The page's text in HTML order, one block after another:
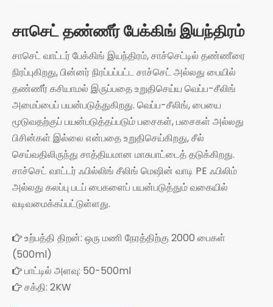
சாசெட் தண்ணீர் பேக்கிங் இயந்திரம்
சாசெட் வாட்டர் பேக்கிங் இயந்திரம், சாச்செட்டில் தண்ணீரை
நிரப்புகிறது, பின்னர் நிரப்பப்பட்ட சாச்செட் அல்லது பையில்
தண்ணீர் கசியாமல் இருப்பதை உறுதிசெய்ய வெப்ப-சீலிங்
அமைப்பைப் பயன்படுத்துகிறது. வெப்ப-சீலிங், பையை
மூடுவதற்குப் பயன்படுத்தப்படும் பசைகள், பசைகள் அல்லது
பிசின்கள் இல்லை என்பதை உறுதிசெய்கிறது, சீல்
செய்வதிலிருந்து சாத்தியமான மாசுபாட்டைத் தடுக்கிறது.
சாச்செட் வாட்டர் ஃபில்லிங் சீலிங் மெஷின் வாடி PE ஃபிலிம்
அல்லது கலப்பு படப் பைகளைப் பயன்படுத்தும் வகையில்
வடிவமைக்கப்பட்டுள்ளது.
 உற்பத்தி திறன்: ஒரு மணி நேரத்திற்கு 2000 பைகள்
(500ml)
 பாட்டில் அளவு: 50-500ml
 சக்தி: 2KW